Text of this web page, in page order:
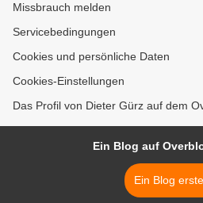
Missbrauch melden
Servicebedingungen
Cookies und persönliche Daten
Cookies-Einstellungen
Das Profil von Dieter Gürz auf dem
Ein Blog auf
Ein Blog